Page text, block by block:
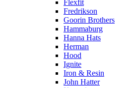
Flexfit
Fredrikson
Goorin Brothers
Hammaburg
Hanna Hats
Herman
Hood
Ignite
Iron & Resin
John Hatter